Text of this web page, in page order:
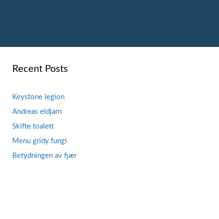
Recent Posts
Keystone legion
Andreas eldjarn
Skifte toalett
Menu gridy fungi
Betydningen av fjær